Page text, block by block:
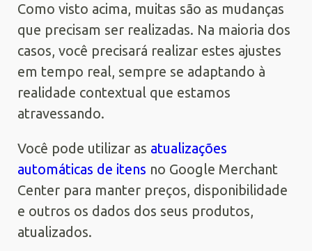
Como visto acima, muitas são as mudanças
que precisam ser realizadas. Na maioria dos
casos, você precisará realizar estes ajustes
em tempo real, sempre se adaptando à
realidade contextual que estamos
atravessando.
Você pode utilizar as atualizações
automáticas de itens no Google Merchant
Center para manter preços, disponibilidade
e outros os dados dos seus produtos,
atualizados.